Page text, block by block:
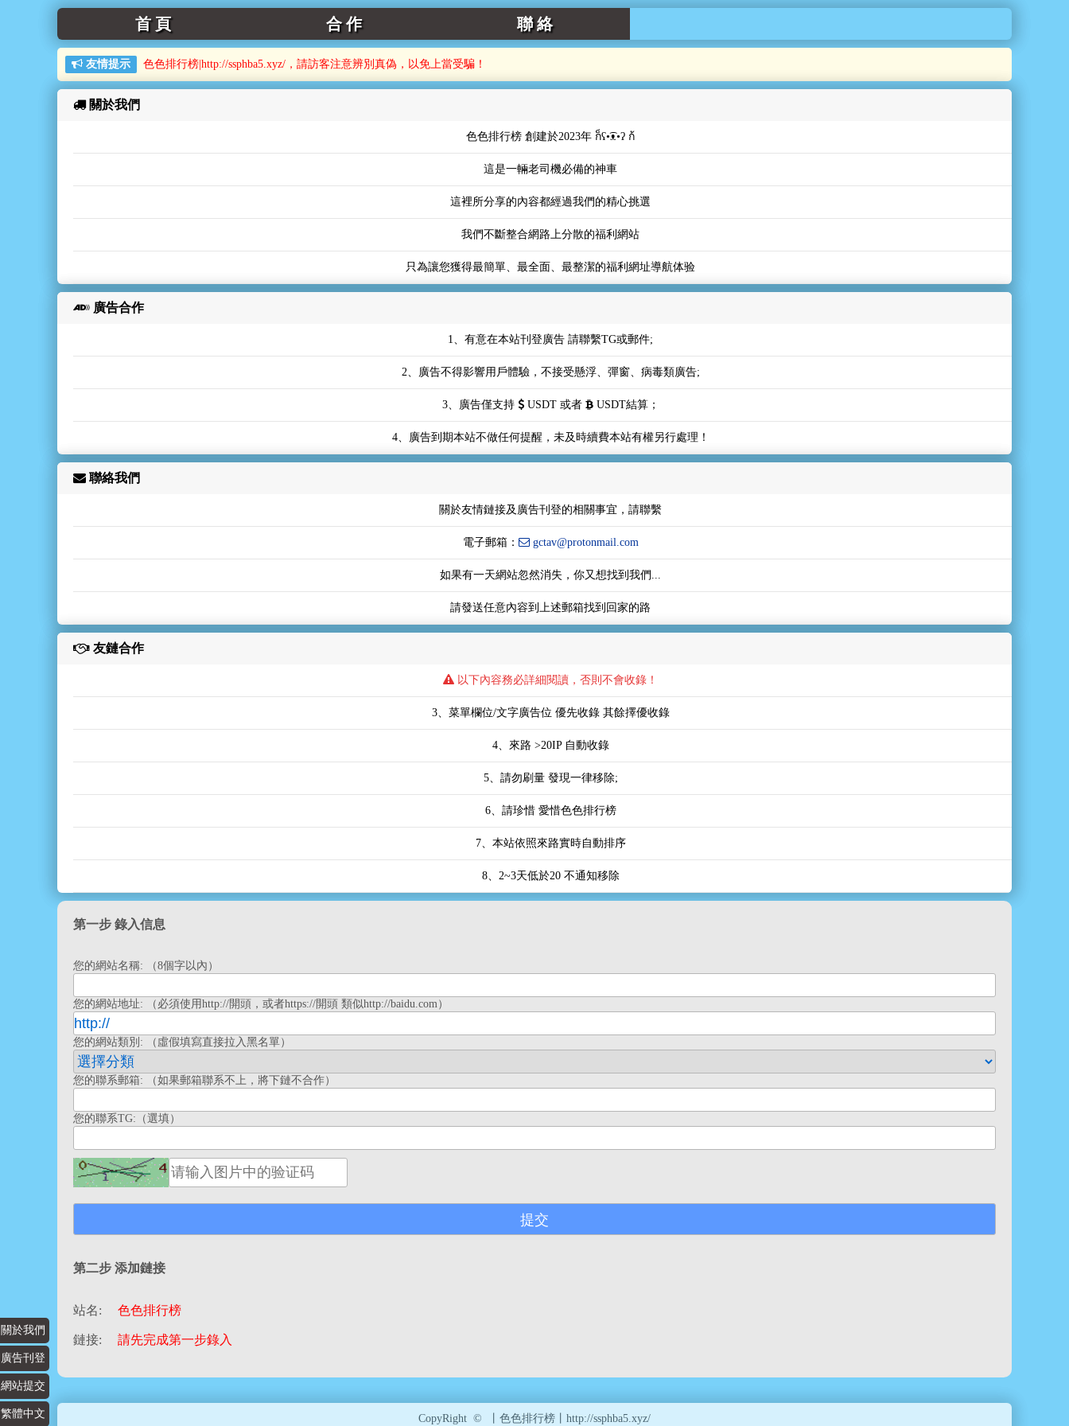
首 頁 合 作 聯 絡
友情提示 色色排行榜|http://ssphba5.xyz/，請訪客注意辨別真偽，以免上當受騙！
關於我們
色色排行榜 創建於2023年 ก็ʕ•͡ᴥ•ʔ ก้
這是一輛老司機必備的神車
這裡所分享的內容都經過我們的精心挑選
我們不斷整合網路上分散的福利網站
只為讓您獲得最簡單、最全面、最整潔的福利網址導航体验
廣告合作
1、有意在本站刊登廣告 請聯繫TG或郵件;
2、廣告不得影響用戶體驗，不接受懸浮、彈窗、病毒類廣告;
3、廣告僅支持 USDT 或者 USDT結算；
4、廣告到期本站不做任何提醒，未及時續費本站有權另行處理！
聯絡我們
關於友情鏈接及廣告刊登的相關事宜，請聯繫
電子郵箱： gctav@protonmail.com
如果有一天網站忽然消失，你又想找到我們...
請發送任意內容到上述郵箱找到回家的路
友鏈合作
以下內容務必詳細閱讀，否則不會收錄！
3、菜單欄位/文字廣告位 優先收錄 其餘擇優收錄
4、來路 >20IP 自動收錄
5、請勿刷量 發現一律移除;
6、請珍惜 愛惜色色排行榜
7、本站依照來路實時自動排序
8、2~3天低於20 不通知移除
第一步 錄入信息
您的網站名稱: （8個字以內）
您的網站地址: （必須使用http://開頭，或者https://開頭 類似http://baidu.com）
您的網站類別: （虛假填寫直接拉入黑名單）
您的聯系郵箱: （如果郵箱聯系不上，將下鏈不合作）
您的聯系TG:（選填）
第二步 添加鏈接
站名: 色色排行榜
鏈接: 請先完成第一步錄入
CopyRight © 丨色色排行榜丨http://ssphba5.xyz/
關於我們
廣告刊登
網站提交
繁體中文